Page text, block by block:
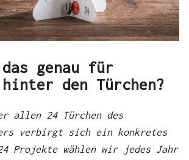
genau für
den Türchen?
allen 24 Türchen des
verbirgt sich ein konkretes
Projekte wählen wir jedes Jahr